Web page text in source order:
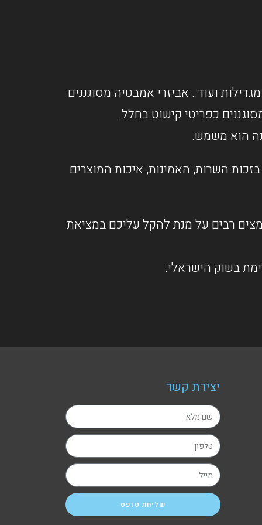
ועוד.. אביזרי אמבטיה מסוגננים
כפריטי קישוט בחלל.
הוא משמש.
השרות, האמינות, איכות המוצרים
רבים על מנת להקל עליכם במציאת
בשוק הישראלי.
יצירת קשר
שליחת טופס